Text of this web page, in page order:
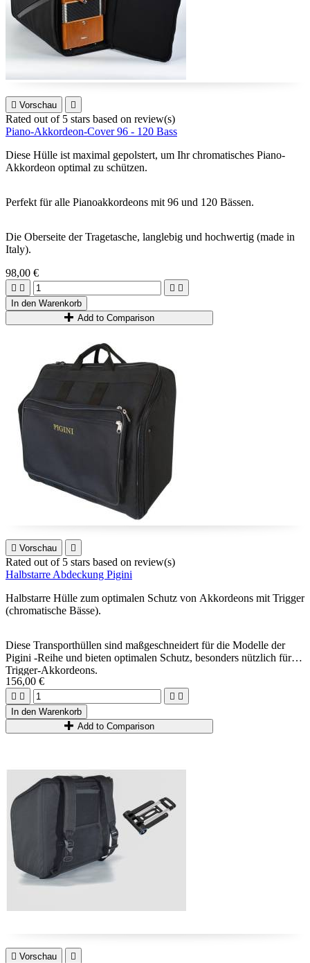
 Vorschau 
Rated out of 5 stars based on review(s)
Piano-Akkordeon-Cover 96 - 120 Bass
Diese Hülle ist maximal gepolstert, um Ihr chromatisches Piano-
Akkordeon optimal zu schützen.
Perfekt für alle Pianoakkordeons mit 96 und 120 Bässen.
Die Oberseite der Tragetasche, langlebig und hochwertig (made in
Italy).
98,00 €
   
In den Warenkorb
Add to Comparison
 Vorschau 
Rated out of 5 stars based on review(s)
Halbstarre Abdeckung Pigini
Halbstarre Hülle zum optimalen Schutz von Akkordeons mit Trigger
(chromatische Bässe).
Diese Transporthüllen sind maßgeschneidert für die Modelle der
Pigini -Reihe und bieten optimalen Schutz, besonders nützlich für
Trigger-Akkordeons.
156,00 €
   
In den Warenkorb
Add to Comparison
 Vorschau 